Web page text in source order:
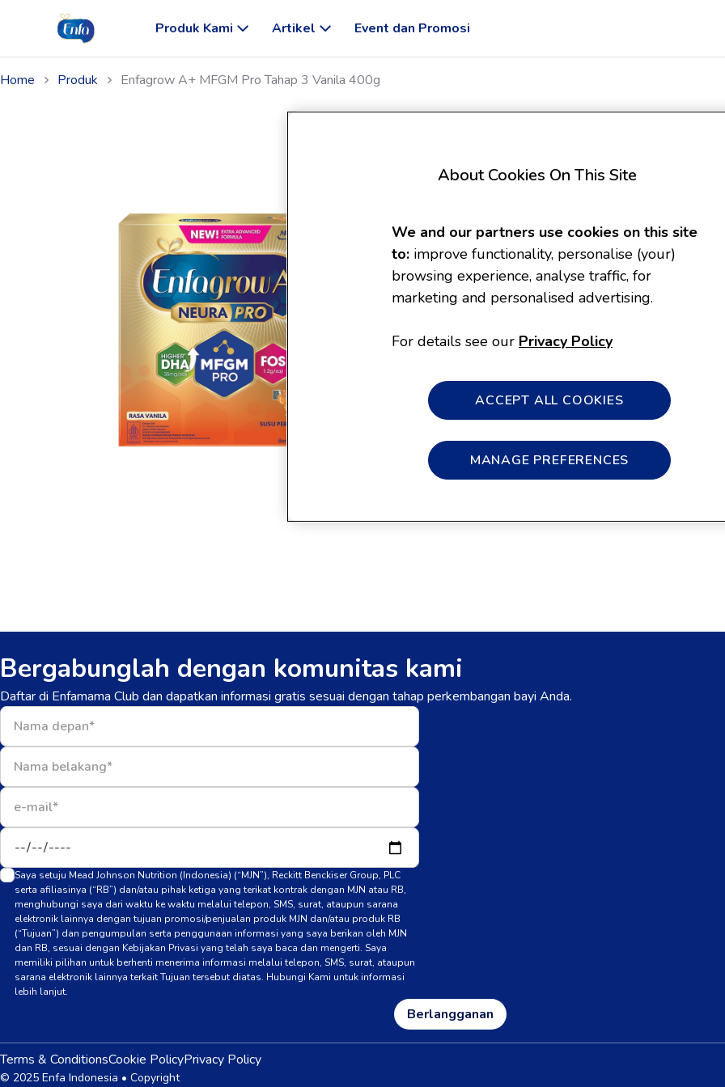
Produk Kami Artikel Event dan Promosi
Home Produk Enfagrow A+ MFGM Pro Tahap 3 Vanila 400g
Enfagrow A+ MFGM
Vanila 400g
400g
Rasa
200g 400g 800g 1.8kg 2.4kg
Tersedia di:
Bergabunglah dengan komunitas kami
Daftar di Enfamama Club dan dapatkan informasi gratis sesuai dengan tahap perkembangan bayi Anda.
Saya setuju Mead Johnson Nutrition (Indonesia) (“MJN”), Reckitt Benckiser Group, PLC
serta afiliasinya (“RB”) dan/atau pihak ketiga yang terikat kontrak dengan MJN atau RB,
menghubungi saya dari waktu ke waktu melalui telepon, SMS, surat, ataupun sarana
elektronik lainnya dengan tujuan promosi/penjualan produk MJN dan/atau produk RB
(“Tujuan”) dan pengumpulan serta penggunaan informasi yang saya berikan oleh MJN
dan RB, sesuai dengan Kebijakan Privasi yang telah saya baca dan mengerti. Saya
memiliki pilihan untuk berhenti menerima informasi melalui telepon, SMS, surat, ataupun
sarana elektronik lainnya terkait Tujuan tersebut diatas. Hubungi Kami untuk informasi
lebih lanjut.
Berlangganan
Terms & ConditionsCookie PolicyPrivacy Policy
© 2025 Enfa Indonesia • Copyright
About Cookies On This Site
We and our partners use cookies on this site
to: improve functionality, personalise (your)
browsing experience, analyse traffic, for
marketing and personalised advertising.
For details see our Privacy Policy
MANAGE PREFERENCES
ACCEPT ALL COOKIES